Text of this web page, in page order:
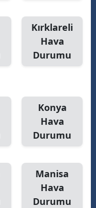
Kırklareli
Hava
Durumu
Konya
Hava
Durumu
Manisa
Hava
Durumu